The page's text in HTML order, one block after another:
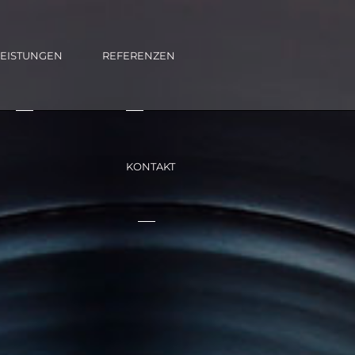
REFERENZEN
KONTAKT